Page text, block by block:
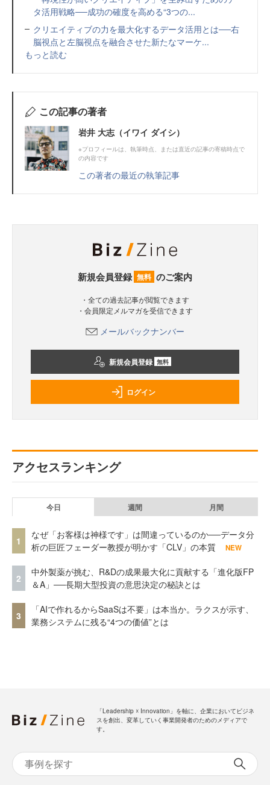
タ活用戦略──成功の確度を高める“3つの...
クリエイティブの力を最大化するデータ活用とは──右
脳視点と左脳視点を融合させた新たなマーケ...
もっと読む
この記事の著者
岩井 大志（イワイ ダイシ）
※プロフィールは、執筆時点、または直近の記事の寄稿時点で
の内容です
この著者の最近の執筆記事
新規会員登録 無料 のご案内
・全ての過去記事が閲覧できます
・会員限定メルマガを受信できます
メールバックナンバー
新規会員登録 無料
ログイン
アクセスランキング
今日 週間 月間
1
なぜ「お客様は神様です」は間違っているのか──データ分
析の巨匠フェーダー教授が明かす「CLV」の本質
NEW
2
中外製薬が挑む、R&Dの成果最大化に貢献する「進化版FP
＆A」──長期大型投資の意思決定の秘訣とは
3
「AIで作れるからSaaSは不要」は本当か。ラクスが示す、
業務システムに残る“4つの価値”とは
「Leadership ☓ Innovation」を軸に、企業においてビジネ
スを創出、変革していく事業開発者のためのメディアで
す。